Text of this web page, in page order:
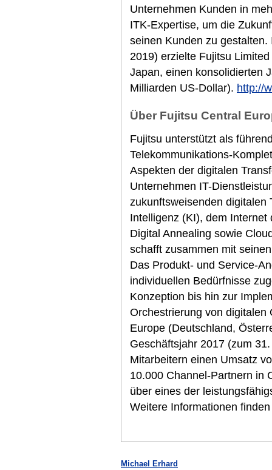
Unternehmen Kunden in
ITK-Expertise, um die
seinen Kunden zu
2019) erzielte Fujitsu
Japan, einen konsolidierten
Milliarden US-Dollar). http://
Über Fujitsu Central
Fujitsu unterstützt als
Telekommunikations-
Aspekten der digitalen
Unternehmen IT-
zukunftsweisenden digitalen
Intelligenz (KI), dem
Digital Annealing sowie
schafft zusammen mit
Das Produkt- und Service-
individuellen Bedürfnisse
Konzeption bis hin zur
Orchestrierung von digitalen
Europe (Deutschland,
Geschäftsjahr 2017 (zum
Mitarbeitern einen Umsatz
10.000 Channel-Partnern in
über eines der
Weitere Informationen
Michael Erhard